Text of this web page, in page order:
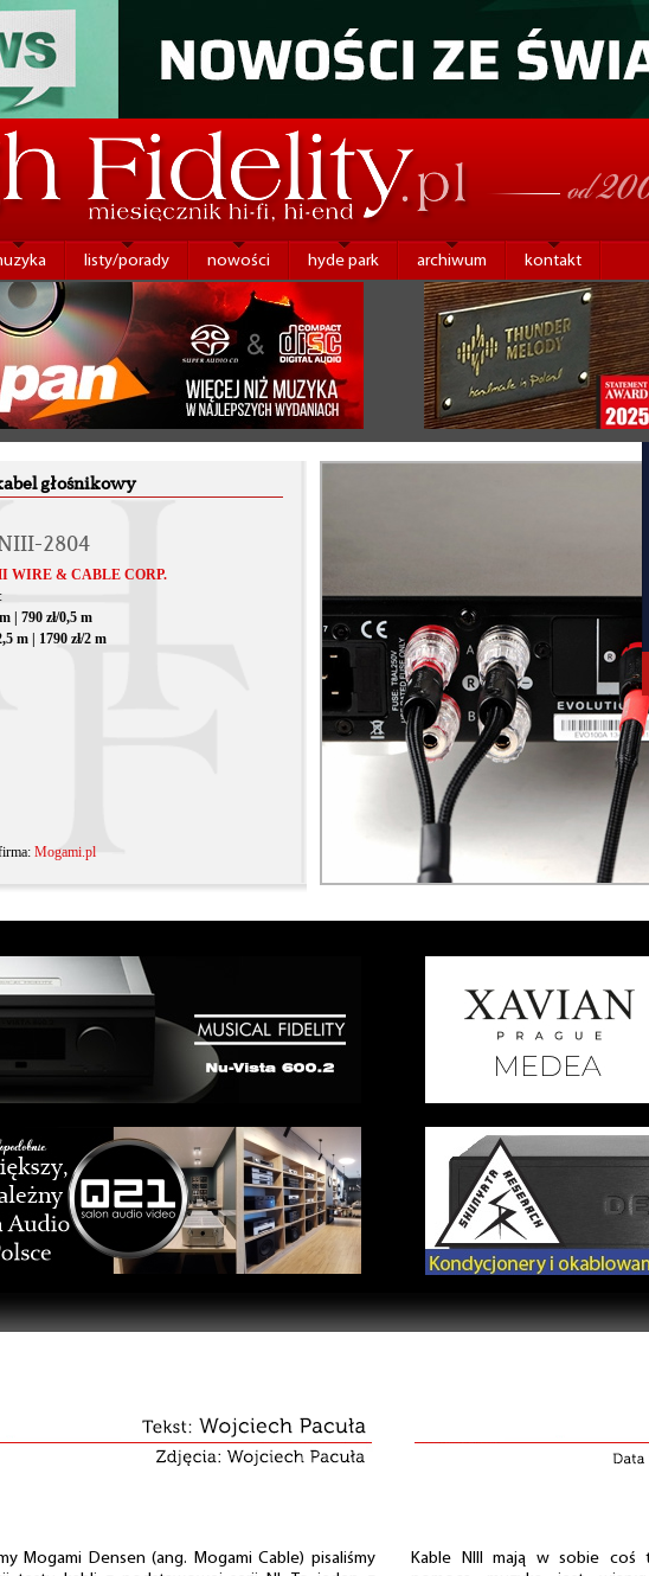
listy/porady nowości hyde park archiwum kontakt
głośnikowy
2804
WIRE & CABLE CORP.
| 790 zł/0,5 m
m | 1790 zł/2 m
Mogami.pl
Mogami Densen (ang. Mogami Cable) pisaliśmy
Kable NIII mają w sobie coś